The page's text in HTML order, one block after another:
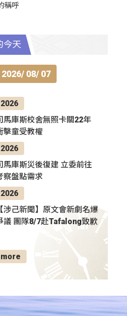
稱呼
今天
2026/ 08/ 07
2026
馬庫斯校舍無照卡關22年
擊童受教權
2026
馬庫斯災後復建 立委前往
察盤點需求
2026
【涉己新聞】原文會新劇名爆
議 團隊8/7赴Tafalong致歉
more